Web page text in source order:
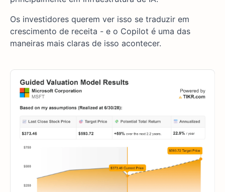
Os investidores querem ver isso se traduzir em
crescimento de receita - e o Copilot é uma das
maneiras mais claras de isso acontecer.